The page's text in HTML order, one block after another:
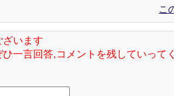
こ
います
一言回答,コメントを残していって